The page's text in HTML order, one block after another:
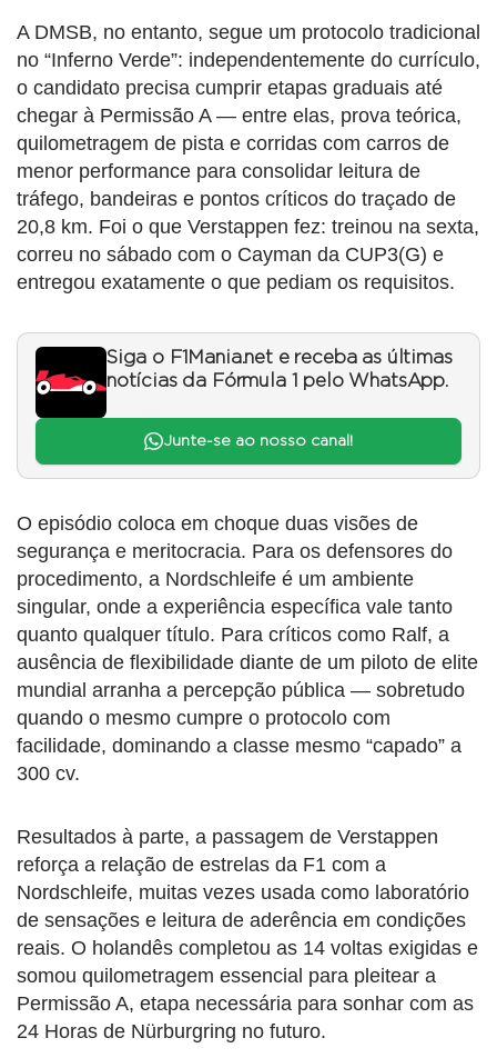
A DMSB, no entanto, segue um protocolo tradicional
no “Inferno Verde”: independentemente do currículo,
o candidato precisa cumprir etapas graduais até
chegar à Permissão A — entre elas, prova teórica,
quilometragem de pista e corridas com carros de
menor performance para consolidar leitura de
tráfego, bandeiras e pontos críticos do traçado de
20,8 km. Foi o que Verstappen fez: treinou na sexta,
correu no sábado com o Cayman da CUP3(G) e
entregou exatamente o que pediam os requisitos.
Siga o F1Mania.net e receba as últimas
notícias da Fórmula 1 pelo WhatsApp.
Junte-se ao nosso canal!
O episódio coloca em choque duas visões de
segurança e meritocracia. Para os defensores do
procedimento, a Nordschleife é um ambiente
singular, onde a experiência específica vale tanto
quanto qualquer título. Para críticos como Ralf, a
ausência de flexibilidade diante de um piloto de elite
mundial arranha a percepção pública — sobretudo
quando o mesmo cumpre o protocolo com
facilidade, dominando a classe mesmo “capado” a
300 cv.
Resultados à parte, a passagem de Verstappen
reforça a relação de estrelas da F1 com a
Nordschleife, muitas vezes usada como laboratório
de sensações e leitura de aderência em condições
reais. O holandês completou as 14 voltas exigidas e
somou quilometragem essencial para pleitear a
Permissão A, etapa necessária para sonhar com as
24 Horas de Nürburgring no futuro.